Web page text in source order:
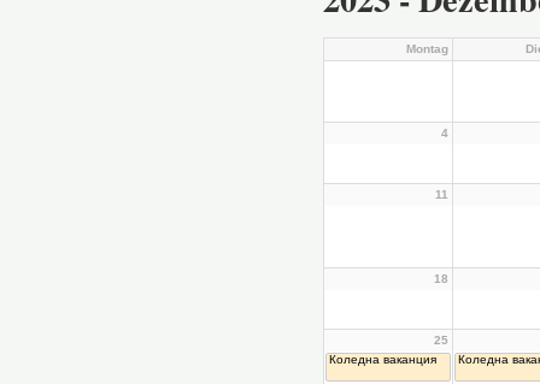
Montag
4
11
18
25
Коледна ваканция
Коледна